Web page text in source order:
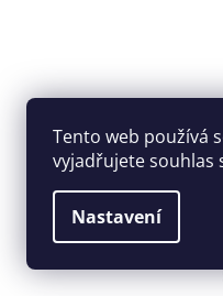
Tento web používá
vyjadřujete souhlas
Nastavení
Sada
0,04 -